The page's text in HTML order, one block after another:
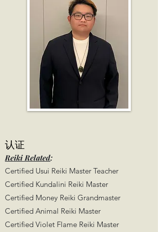
认证
​Reiki Related:
Certified Usui Reiki Master Teacher
Certified Kundalini Reiki Master
Certified Money Reiki Grandmaster
Certified Animal Reiki Master
Certified Violet Flame Reiki Master